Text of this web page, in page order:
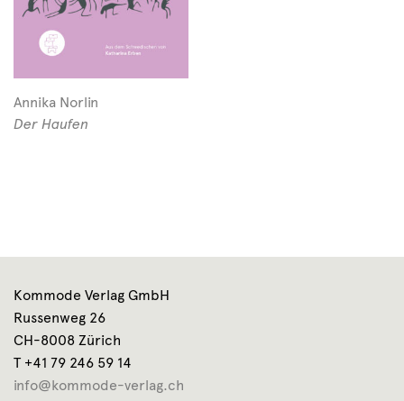
Annika Norlin
Der Haufen
Kommode Verlag GmbH
Russenweg 26
CH-8008 Zürich
T +41 79 246 59 14
info@kommode-verlag.ch